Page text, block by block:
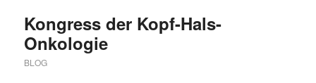
Kongress der Kopf-Hals-
Onkologie
BLOG